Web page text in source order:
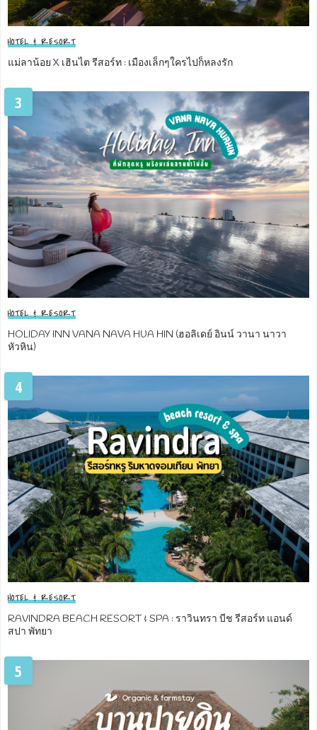
HOTEL & RESORT
แม่ลาน้อย X เฮินไต รีสอร์ท : เมืองเล็กๆใครไปก็หลงรัก
3
HOTEL & RESORT
HOLIDAY INN VANA NAVA HUA HIN (ฮอลิเดย์ อินน์ วานา นาวา
หัวหิน)
4
HOTEL & RESORT
RAVINDRA BEACH RESORT & SPA : ราวินทรา บีช รีสอร์ท แอนด์
สปา พัทยา
5